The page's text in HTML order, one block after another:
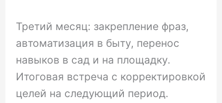
Третий месяц: закрепление фраз,
автоматизация в быту, перенос
навыков в сад и на площадку.
Итоговая встреча с корректировкой
целей на следующий период.